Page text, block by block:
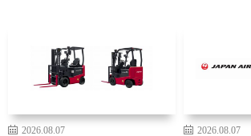
2026.08.07
2026.08.07